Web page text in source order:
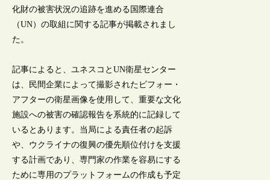
化財の被害状況の追跡を進める国際連合
（UN）の取組に関する記事が掲載されまし
た。
記事によると、ユネスコとUN衛星センター
は、民間企業によって撮影されたビフォー・
アフターの衛星画像を使用して、重要な文化
施設への被害の確認報告を系統的に記録して
いるとあります。当局による責任者の起訴
や、ウクライナの復興の優先順位付けを支援
する計画であり、専門家の作業を容易にする
ために専用のプラットフォームの作成も予定